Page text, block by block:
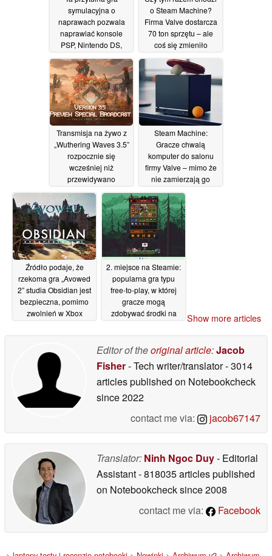
symulacyjna o
naprawach pozwala
naprawiać konsole
PSP, Nintendo DS,
telefony z klapką oraz
sprzęt retro w
Akihabara z pierwszej
dekady XXI wieku
20/06/2026
o Steam Machine?
Firma Valve dostarcza
70 ton sprzętu – ale
coś się zmieniło
20/06/2026
Transmisja na żywo z
„Wuthering Waves 3.5”
rozpocznie się
wcześniej niż
przewidywano
19/06/2026
Steam Machine:
Gracze chwalą
komputer do salonu
firmy Valve – mimo że
nie zamierzają go
kupić18/06/2026
Źródło podaje, że
rzekoma gra „Avowed
2” studia Obsidian jest
bezpieczna, pomimo
zwolnień w Xbox
2. miejsce na Steamie:
popularna gra typu
free-to-play, w której
gracze mogą
zdobywać środki na
Show more articles
Editor of theoriginal article:Jacob
Fisher- Tech writer/translator- 3014
articles published on Notebookcheck
since 2022
contact me via:
jacob67147
Translator: Ninh Ngoc Duy- Editorial
Assistant- 818035 articles published
on Notebookchecksince 2008
contact me via:
Facebook